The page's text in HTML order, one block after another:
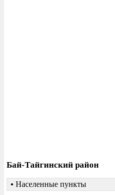
Бай-Тайгинский район
• Населенные пункты